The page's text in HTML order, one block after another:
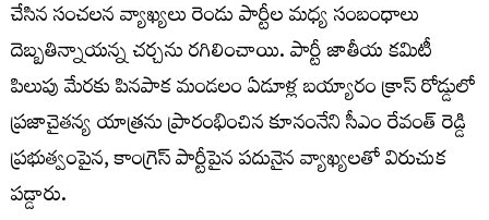
చేసిన సంచ‌లన వ్యాఖ్యలు రెండు పార్టీల మధ్య సంబంధాలు
దెబ్బతిన్నాయన్న చర్చను రగిలించాయి. పార్టీ జాతీయ కమిటీ
పిలుపు మేరకు పినపాక మండలం ఏడూళ్ల బయ్యారం క్రాస్ రోడ్డులో
ప్రజాచైతన్య యాత్రను ప్రారంభించిన కూనంనేని సీఎం రేవంత్ రెడ్డి
ప్రభుత్వంపైన, కాంగ్రెస్ పార్టీపైన పదునైన వ్యాఖ్యలతో విరుచుక
పడ్డారు.